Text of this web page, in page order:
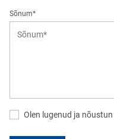
Sõnum*
Olen lugenud ja nõustun